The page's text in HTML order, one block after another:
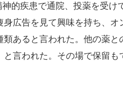
的疾患で通院、投薬を受け
身広告を見て興味を持ち、
類あると言われた。他の薬
言われた。その場で保留も